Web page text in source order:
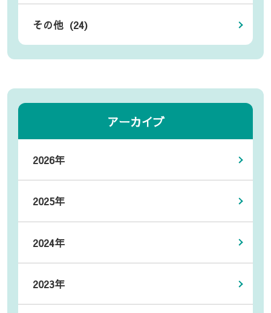
その他 (24)
アーカイブ
2026年
2025年
2024年
2023年